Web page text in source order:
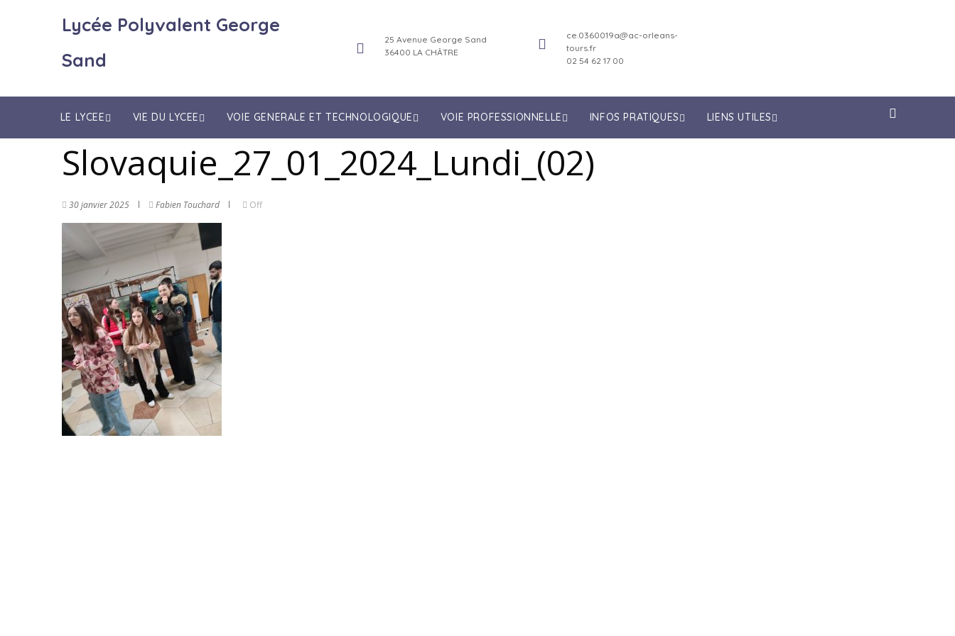
Lycée Polyvalent George
Sand
25 Avenue George Sand
36400 LA CHÂTRE
ce.0360019a@ac-orleans-
tours.fr
02 54 62 17 00
LE LYCEE VIE DU LYCEE VOIE GENERALE ET TECHNOLOGIQUE VOIE PROFESSIONNELLE INFOS PRATIQUES LIENS UTILES
Slovaquie_27_01_2024_Lundi_(02)
30 janvier 2025 Fabien Touchard Off